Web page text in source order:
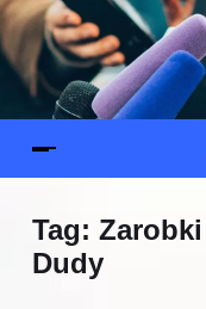
Tag:
Dudy